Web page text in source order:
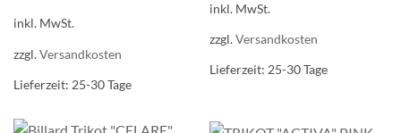
inkl. MwSt.
zzgl.Versandkosten
Lieferzeit: 25-30 Tage
inkl. MwSt.
zzgl.Versandkosten
Lieferzeit: 25-30 Tage